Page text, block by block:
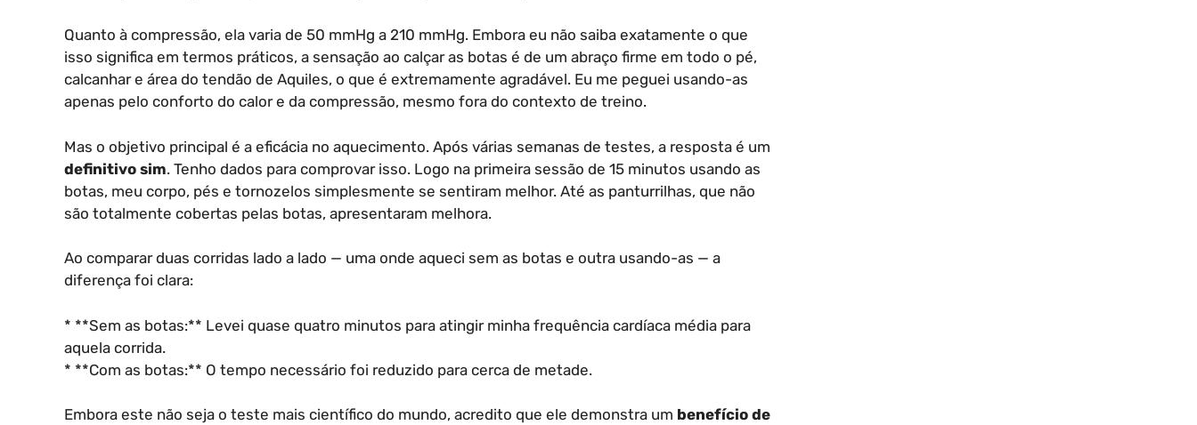
Quanto à compressão, ela varia de 50 mmHg a 210 mmHg. Embora eu não saiba exatamente o que
isso significa em termos práticos, a sensação ao calçar as botas é de um abraço firme em todo o pé,
calcanhar e área do tendão de Aquiles, o que é extremamente agradável. Eu me peguei usando-as
apenas pelo conforto do calor e da compressão, mesmo fora do contexto de treino.
Mas o objetivo principal é a eficácia no aquecimento. Após várias semanas de testes, a resposta é um
definitivo sim. Tenho dados para comprovar isso. Logo na primeira sessão de 15 minutos usando as
botas, meu corpo, pés e tornozelos simplesmente se sentiram melhor. Até as panturrilhas, que não
são totalmente cobertas pelas botas, apresentaram melhora.
Ao comparar duas corridas lado a lado — uma onde aqueci sem as botas e outra usando-as — a
diferença foi clara:
* **Sem as botas:** Levei quase quatro minutos para atingir minha frequência cardíaca média para
aquela corrida.
* **Com as botas:** O tempo necessário foi reduzido para cerca de metade.
Embora este não seja o teste mais científico do mundo, acredito que ele demonstra um benefício de